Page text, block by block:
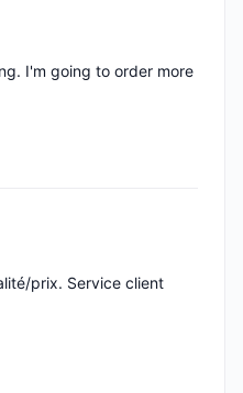
I'm going to order more
prix. Service client